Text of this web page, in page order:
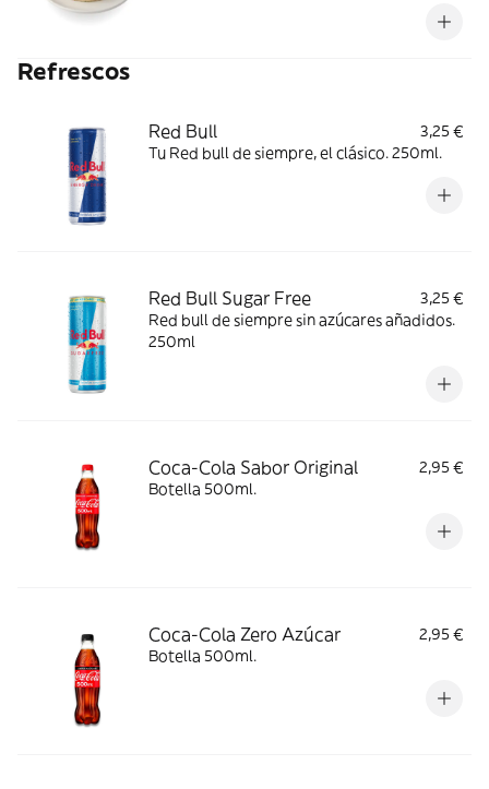
Refrescos
Red Bull
3,25 €
Tu Red bull de siempre, el clásico. 250ml.
Red Bull Sugar Free
3,25 €
Red bull de siempre sin azúcares añadidos.
250ml
Coca-Cola Sabor Original
2,95 €
Botella 500ml.
Coca-Cola Zero Azúcar
2,95 €
Botella 500ml.